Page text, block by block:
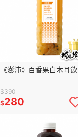
《澎沛》百香果白木耳飲
$390
$280